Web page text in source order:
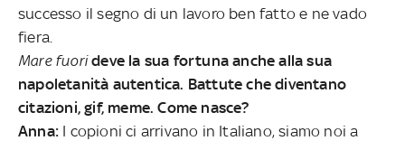
successo il segno di un lavoro ben fatto e ne vado
fiera.
Mare fuorideve la sua fortuna anche alla sua
napoletanità autentica. Battute che diventano
citazioni, gif, meme. Come nasce?
Anna: I copioni ci arrivano in Italiano, siamo noi a